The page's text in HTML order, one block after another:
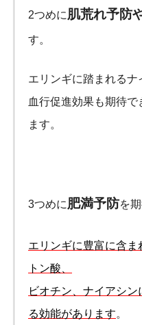
2つめに 肌荒れ予防
す。
エリンギに踏まれるナ
血行促進効果も期待
ます。
3つめに肥満予防を
エリンギに豊富に含
トン酸、
ビオチン、ナイアシ
る効能があります。